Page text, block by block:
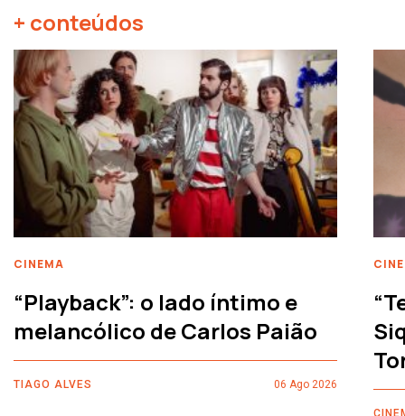
+ conteúdos
CINEMA
“Playback”: o lado íntimo e
melancólico de Carlos Paião
TIAGO ALVES 06 Ago 2026